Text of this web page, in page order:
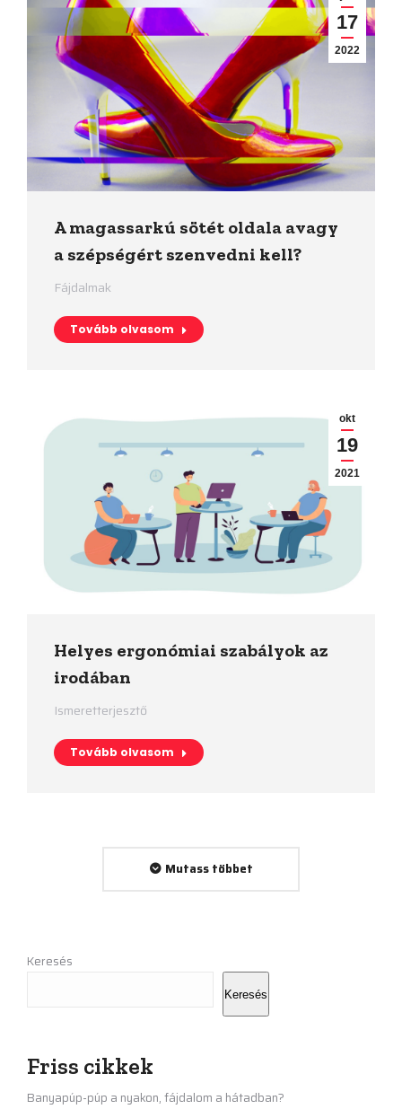
17
2022
A magassarkú sötét oldala avagy
a szépségért szenvedni kell?
Fájdalmak
Tovább olvasom
okt
19
2021
Helyes ergonómiai szabályok az
irodában
Ismeretterjesztő
Tovább olvasom
Mutass többet
Keresés
Keresés
Friss cikkek
Banyapúp-púp a nyakon, fájdalom a hátadban?